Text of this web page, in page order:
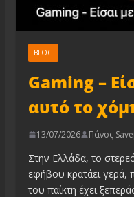
BLOG
Gaming –
αυτό το
13/07/2026 Πάνος
Στην Ελλάδα, το
εφήβου κρατάει
του παίκτη έχει